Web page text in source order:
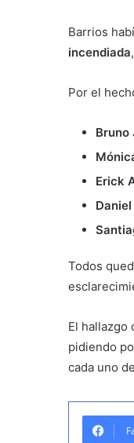
Barrios
incendiada
Por el
Bruno
Erick
Todos
El hallazgo
pidiendo
cada uno